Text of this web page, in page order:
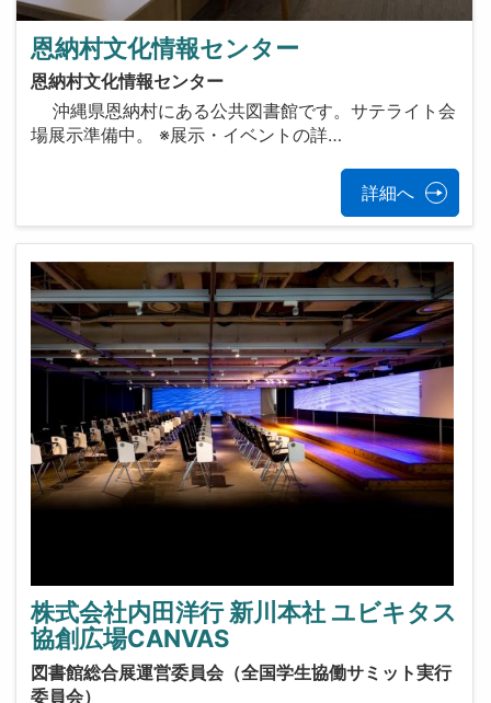
恩納村文化情報センター
恩納村文化情報センター
沖縄県恩納村にある公共図書館です。サテライト会
場展示準備中。 ※展示・イベントの詳…
詳細へ
株式会社内田洋行 新川本社 ユビキタス
協創広場CANVAS
図書館総合展運営委員会（全国学生協働サミット実行
委員会）